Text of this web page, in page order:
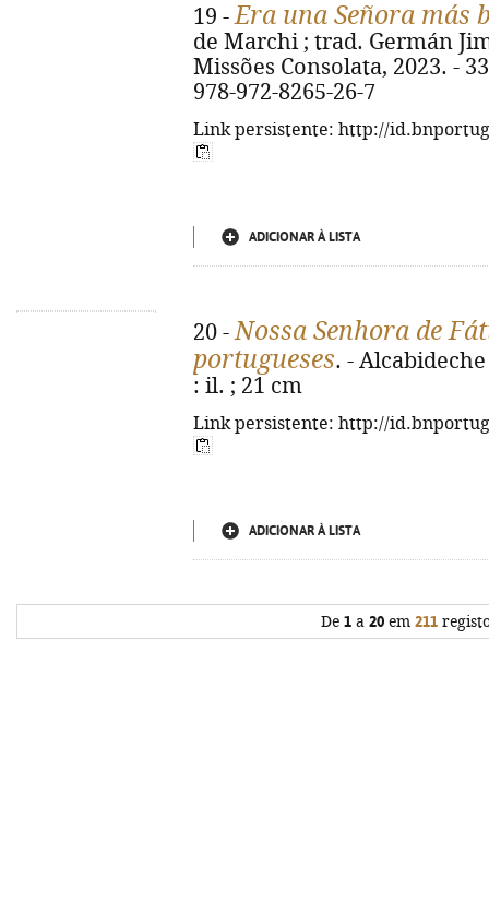
19 -Era una Señora más
de Marchi ; trad. Germán
Missões Consolata, 2023. -
978-972-8265-26-7
Link persistente: http://
ADICIONAR À LISTA
20 -Nossa Senhora de
portugueses. -
: il. ; 21 cm
Link persistente: http://
ADICIONAR À LISTA
De 1 a 20 em 211